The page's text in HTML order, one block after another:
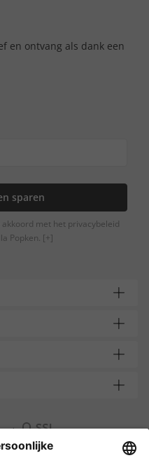
en ontvang als dank een
sparen
met het privacybeleid
Popken. [+]